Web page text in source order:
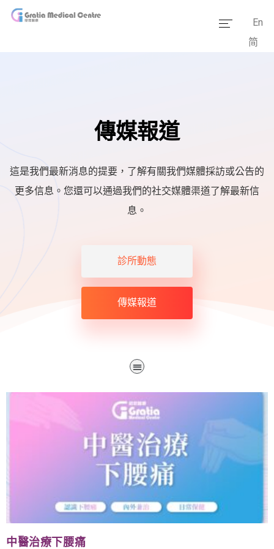
醫學資訊
傳媒報道
醫療設備
En
简
傳媒報道
這是我們最新消息的提要，了解有關我們媒體採訪或公告的
更多信息。您還可以通過我們的社交媒體渠道了解最新信
息。
診所動態
傳媒報道
中醫治療下腰痛